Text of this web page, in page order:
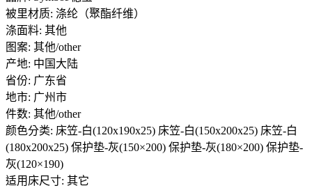
被里材质: 涤纶（聚酯纤维）
涤面料: 其他
图案: 其他/other
产地: 中国大陆
省份: 广东省
地市: 广州市
件数: 其他/other
颜色分类: 床笠-白(120x190x25) 床笠-白(150x200x25) 床笠-白
(180x200x25) 保护垫-灰(150×200) 保护垫-灰(180×200) 保护垫-
灰(120×190)
适用床尺寸: 其它